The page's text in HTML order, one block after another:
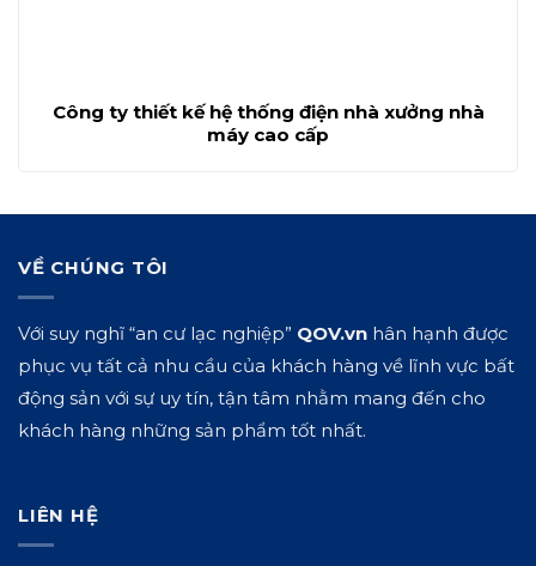
Công ty thiết kế hệ thống điện nhà xưởng nhà
máy cao cấp
VỀ CHÚNG TÔI
Với suy nghĩ “an cư lạc nghiệp” QOV.vn hân hạnh được
phục vụ tất cả nhu cầu của khách hàng về lĩnh vực bất
động sản với sự uy tín, tận tâm nhằm mang đến cho
khách hàng những sản phẩm tốt nhất.
LIÊN HỆ